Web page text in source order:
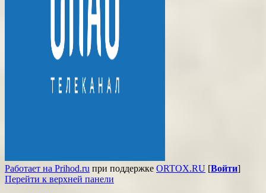
Работает на Prihod.ru при поддержке ORTOX.RU [Войти]
Перейти к верхней панели